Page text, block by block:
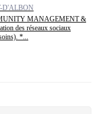
D'ALBON
MANAGEMENT &
des réseaux sociaux
*...